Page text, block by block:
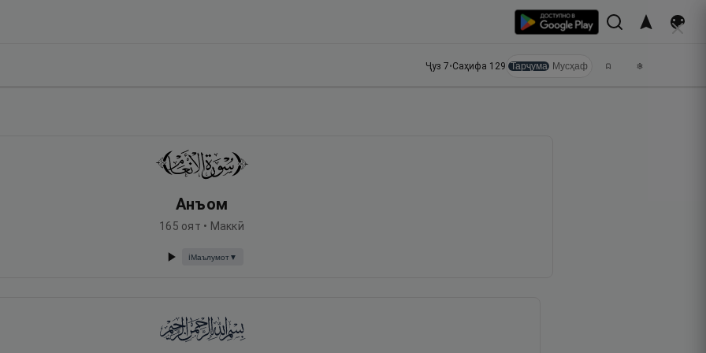
Ҷуз 7•Саҳифа 129 Тарҷума Мусҳаф
Анъом
165 оят • Маккӣ
ℹ️Маълумот▼